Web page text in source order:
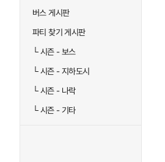
버스 게시판
파티 찾기 게시판
└시즌 - 보스
└시즌 - 지하도시
└시즌 - 나락
└시즌 - 기타